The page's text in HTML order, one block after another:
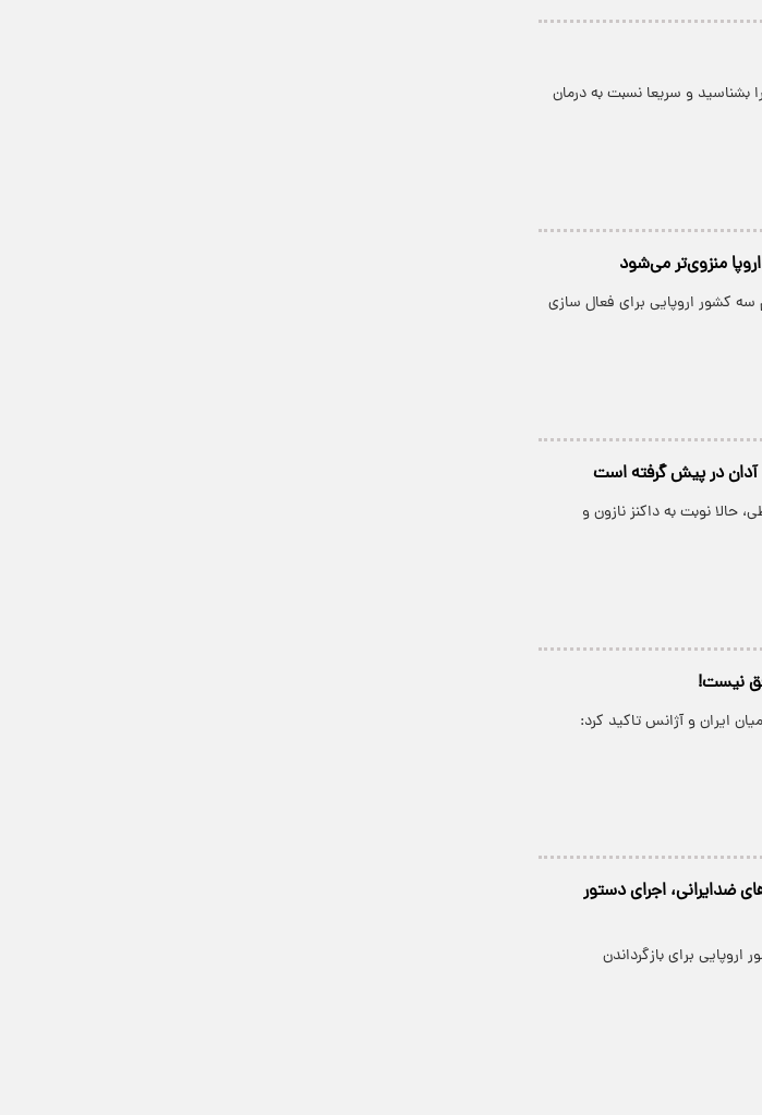
بشناسید و سریعا نسبت به درمان
منزوی‌تر می‌شود
سه کشور اروپایی برای فعال سازی
آدان در پیش گرفته است
حالا نوبت به داکنز نازون و
نیست!
ایران و آژانس تاکید کرد:
ضدایرانی، اجرای دستور
برای بازگرداندن